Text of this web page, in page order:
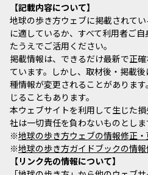
記載内容について
地球の歩き方ウェブに掲載されて
に適しているか、すべて利用者ご
たうえでご活用ください。
掲載情報は、できるだけ最新で正
ています。しかし、取材後・掲載
種情報が変更されることがありま
じることもあります。
本ウェブサイトを利用して生じた
社は一切責任を負わないものとしま
※地球の歩き方ウェブの情報修正
※地球の歩き方ガイドブックの情
リンク先の情報について